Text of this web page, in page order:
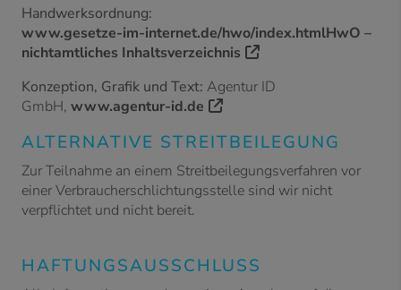
Handwerksordnung:
www.gesetze-im-internet.de/hwo/index.htmlHwO –
nichtamtliches Inhaltsverzeichnis
Konzeption, Grafik und Text: Agentur ID
GmbH, www.agentur-id.de
ALTERNATIVE STREITBEILEGUNG
Zur Teilnahme an einem Streitbeilegungsverfahren vor
einer Verbraucherschlichtungsstelle sind wir nicht
verpflichtet und nicht bereit.
HAFTUNGSAUSSCHLUSS